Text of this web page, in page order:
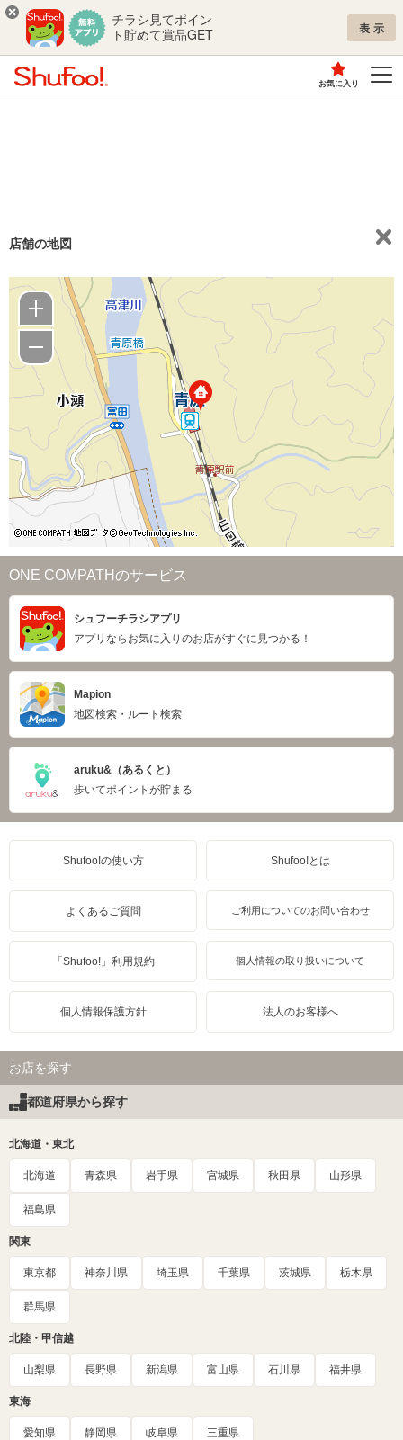
チラシ見てポイン
ト貯めて賞品GET
表示
お気に入り
店舗の地図
ONE COMPATHのサービス
シュフーチラシアプリ
アプリならお気に入りのお店がすぐに見つかる！
Mapion
地図検索・ルート検索
aruku&（あるくと）
歩いてポイントが貯まる
Shufoo!の使い方 Shufoo!とは
よくあるご質問 ご利用についてのお問い合わせ
「Shufoo!」利用規約 個人情報の取り扱いについて
個人情報保護方針 法人のお客様へ
お店を探す
都道府県から探す
北海道・東北
北海道 青森県 岩手県 宮城県 秋田県 山形県
福島県
関東
東京都 神奈川県 埼玉県 千葉県 茨城県 栃木県
群馬県
北陸・甲信越
山梨県 長野県 新潟県 富山県 石川県 福井県
東海
愛知県 静岡県 岐阜県 三重県